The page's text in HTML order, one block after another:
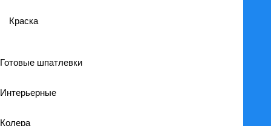
Краска
Готовые шпатлевки
Интерьерные
Колера